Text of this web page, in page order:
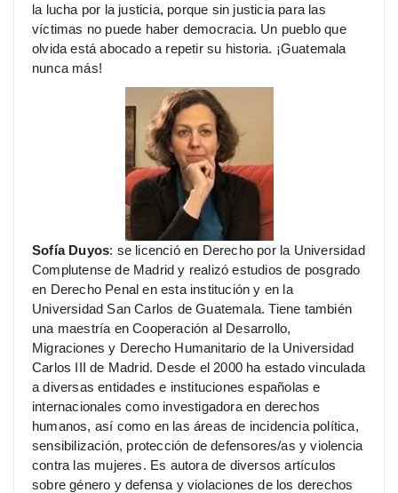
la lucha por la justicia, porque sin justicia para las
víctimas no puede haber democracia. Un pueblo que
olvida está abocado a repetir su historia. ¡Guatemala
nunca más!
Sofía Duyos: se licenció en Derecho por la Universidad
Complutense de Madrid y realizó estudios de posgrado
en Derecho Penal en esta institución y en la
Universidad San Carlos de Guatemala. Tiene también
una maestría en Cooperación al Desarrollo,
Migraciones y Derecho Humanitario de la Universidad
Carlos III de Madrid. Desde el 2000 ha estado vinculada
a diversas entidades e instituciones españolas e
internacionales como investigadora en derechos
humanos, así como en las áreas de incidencia política,
sensibilización, protección de defensores/as y violencia
contra las mujeres. Es autora de diversos artículos
sobre género y defensa y violaciones de los derechos